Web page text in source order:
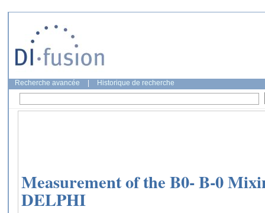
Recherche avancée Historique de recherche
Measurement of the B0- B-0
DELPHI